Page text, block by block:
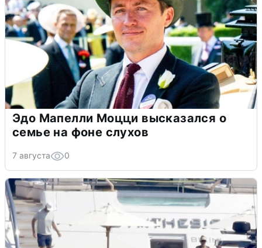
Эдо Мапелли Моцци высказался о
семье на фоне слухов
7 августа 0